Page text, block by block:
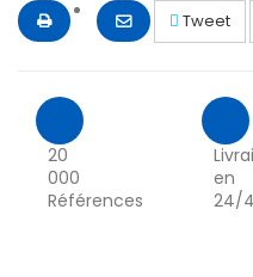
Tweet
20
000
Références
en
24/